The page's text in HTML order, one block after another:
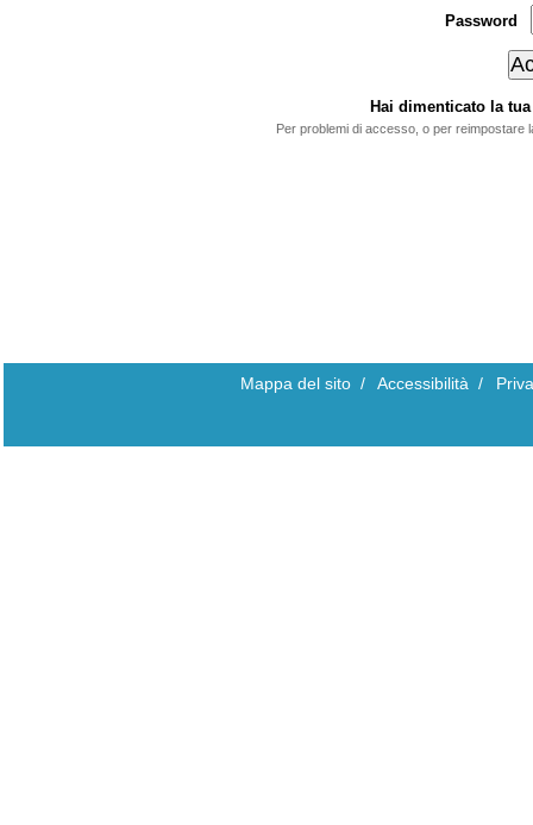
Password
Hai dimenticato la
Per problemi di accesso, o per reimpostare
Mappa del sito / Accessibilità /